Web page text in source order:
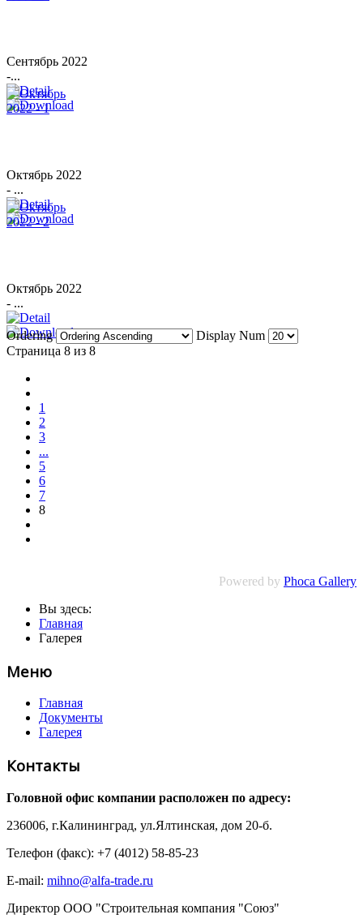
Сентябрь 2022
-...
Октябрь 2022
- ...
Октябрь 2022
- ...
Ordering
Display Num
Страница 8 из 8
1
2
3
...
5
6
7
8
Powered by Phoca Gallery
Вы здесь:
Главная
Галерея
Меню
Главная
Документы
Галерея
Контакты
Головной офис компании расположен по адресу:
236006, г.Калининград, ул.Ялтинская, дом 20-б.
Телефон (факс): +7 (4012) 58-85-23
E-mail: mihno@alfa-trade.ru
Директор ООО "Строительная компания "Союз"